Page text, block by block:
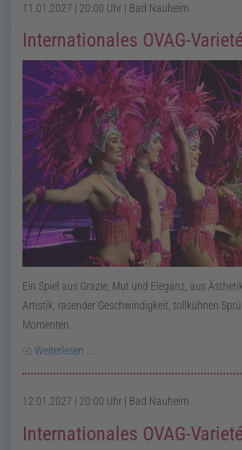
11.01.2027 | 20:00 Uhr | Bad Nauheim
Internationales OVAG-
Ein Spiel aus Grazie, Mut und Eleganz, aus
Artistik, rasender Geschwindigkeit, tollkühnen
Momenten.
Weiterlesen …
12.01.2027 | 20:00 Uhr | Bad Nauheim
Internationales OVAG-